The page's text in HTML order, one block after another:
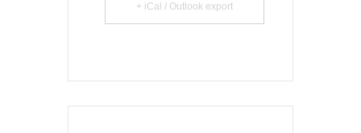
+ iCal / Outlook export